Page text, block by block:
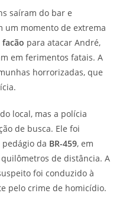
saíram do bar e
um momento de extrema
facão para atacar André,
em ferimentos fatais. A
horrorizadas, que
local, mas a polícia
de busca. Ele foi
da BR-459, em
de distância. A
foi conduzido à
pelo crime de homicídio.